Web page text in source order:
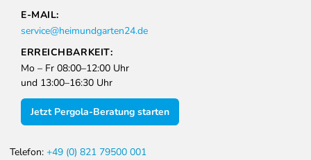
E-MAIL:
service@heimundgarten24.de
ERREICHBARKEIT:
Mo – Fr 08:00–12:00 Uhr
und 13:00–16:30 Uhr
Jetzt Pergola-Beratung starten
Telefon: +49 (0) 821 79500 001